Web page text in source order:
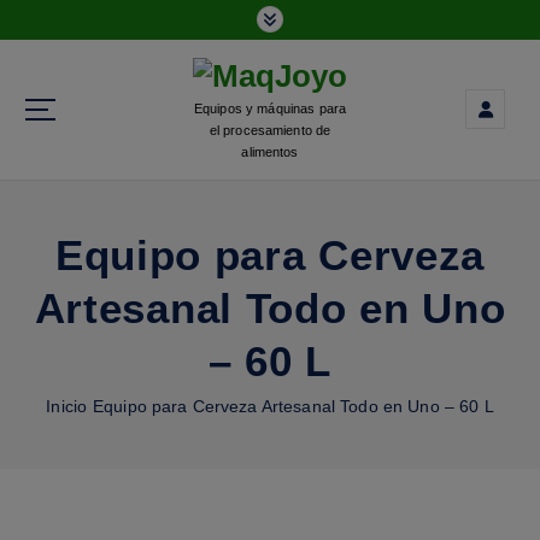
Equipos y máquinas para
el procesamiento de
alimentos
Equipo para Cerveza
Artesanal Todo en Uno
– 60 L
Inicio Equipo para Cerveza Artesanal Todo en Uno – 60 L